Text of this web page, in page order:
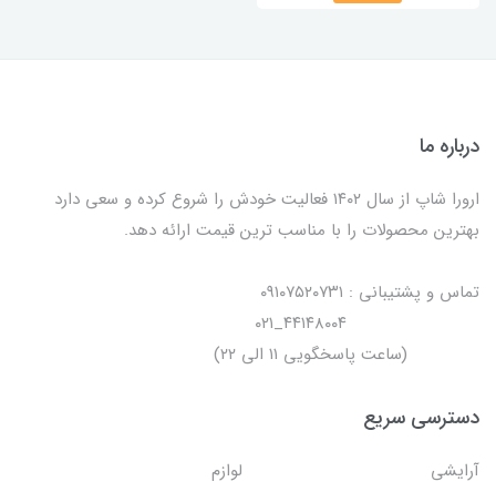
درباره ما
ارورا شاپ از سال ۱۴۰۲ فعالیت خودش را شروع کرده و سعی دارد
بهترین محصولات را با مناسب ترین قیمت ارائه دهد.
تماس و پشتیبانی : ۰۹۱۰۷۵۲۰۷۳۱
(ساعت پاسخگویی ۱۱ الی ۲۲)
دسترسی سریع
آرایشی
لوازم